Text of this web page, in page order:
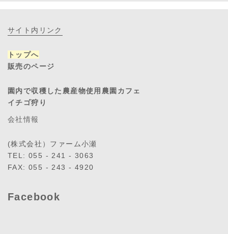
サイト内リンク
トップへ
販売のページ
園内で収穫した農産物使用農園カフェ
イチゴ狩り
会社情報
(株式会社）ファーム小瀬
TEL: 055 - 241 - 3063
FAX: 055 - 243 - 4920
Facebook